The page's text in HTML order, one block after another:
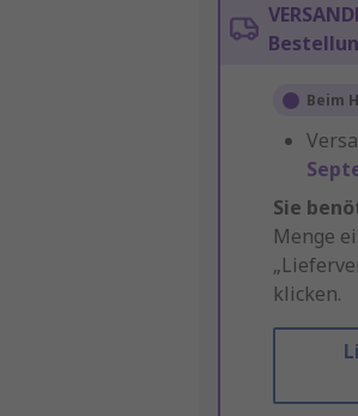
Beim
Sie
Menge
klicken.